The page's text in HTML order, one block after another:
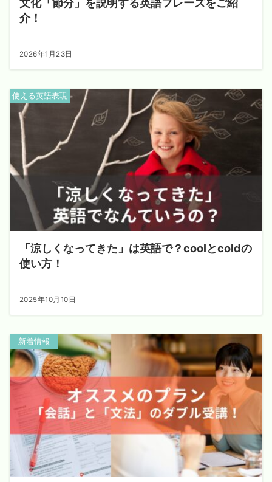
介！
2026年1月23日
使える英語表現
「涼しくなってきた」は英語で？coolとcoldの
使い方！
2025年10月10日
新着情報